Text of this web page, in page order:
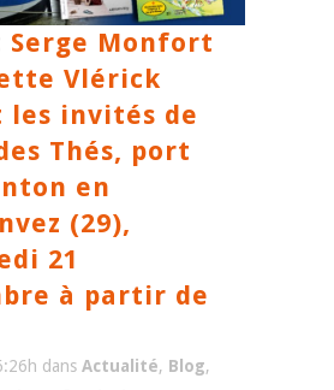
Serge Monfort
Vlérick
les invités de
Thés, port
en
(29),
21
à partir de
dans Actualité, Blog,